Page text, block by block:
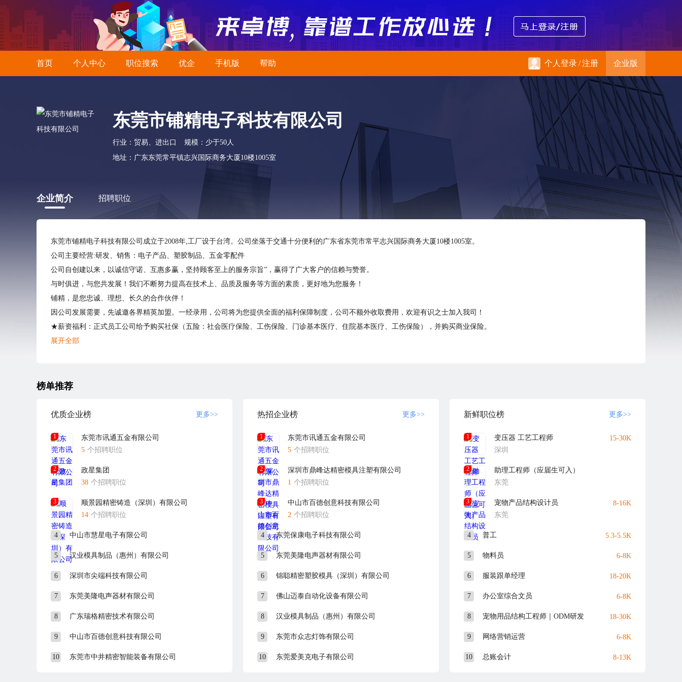
首页 个人中心 职位搜索 优企 手机版 帮助 个人登录/注册 企业版
东莞市铺精电子科技有限公司
行业：贸易、进出口
规模：少于50人
地址：广东东莞常平镇志兴国际商务大厦10楼1005室
企业简介 招聘职位
东莞市铺精电子科技有限公司成立于2008年,工厂设于台湾。公司坐落于交通十分便利的广东省东莞市常平志兴国际商务大厦10楼1005室。
公司主要经营:研发、销售：电子产品、塑胶制品、五金零配件
公司自创建以来，以诚信守诺、互惠多赢，坚持顾客至上的服务宗旨”，赢得了广大客户的信赖与赞誉。
与时俱进，与您共发展！我们不断努力提高在技术上、品质及服务等方面的素质，更好地为您服务！
铺精，是您忠诚、理想、长久的合作伙伴！
因公司发展需要，先诚邀各界精英加盟。一经录用，公司将为您提供全面的福利保障制度，公司不额外收取费用，欢迎有识之士加入我司！
★薪资福利：正式员工公司给予购买社保（五险：社会医疗保险、工伤保险、门诊基本医疗、住院基本医疗、工伤保险），并购买商业保险。
★工作时间：五天八小时，按国家规定休假。
2、递交简历或参加面试人员如无获得本公司回复，您的工作申请则视为暂不成功，抱歉您的简历将不退回；
4、应聘者请携带学历和身份证明原件参加面试；
6、本公司的招聘信息仅在与我司合作的招聘网站发布（www.jobcn.com）敬请关注，以免上当受骗。
展开全部
榜单推荐
优质企业榜 更多>>
1
东莞市讯通五金有限公司
5 个招聘职位
2
政星集团
38 个招聘职位
3
顺景园精密铸造（深圳）有限公司
14 个招聘职位
4 中山市慧星电子有限公司
5 汉业模具制品（惠州）有限公司
6 深圳市尖端科技有限公司
7 东莞美隆电声器材有限公司
8 广东瑞格精密技术有限公司
9 中山市百德创意科技有限公司
10 东莞市中井精密智能装备有限公司
热招企业榜 更多>>
1
东莞市讯通五金有限公司
5 个招聘职位
2
深圳市鼎峰达精密模具注塑有限公司
1 个招聘职位
3
中山市百德创意科技有限公司
2 个招聘职位
4 东莞保康电子科技有限公司
5 东莞美隆电声器材有限公司
6 锦聪精密塑胶模具（深圳）有限公司
7 佛山迈泰自动化设备有限公司
8 汉业模具制品（惠州）有限公司
9 东莞市众志灯饰有限公司
10 东莞爱美克电子有限公司
新鲜职位榜 更多>>
1
变压器 工艺工程师
深圳
15-30K
2
助理工程师（应届生可入）
东莞
3
宠物产品结构设计员
东莞
8-16K
4 普工 5.3-5.5K
5 物料员 6-8K
6 服装跟单经理 18-20K
7 办公室综合文员 6-8K
8 宠物用品结构工程师｜ODM研发 18-30K
9 网络营销运营 6-8K
10 总账会计 8-13K